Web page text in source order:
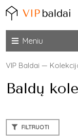
Meniu
VIP Baldai —
Baldų
FILTRUOTI